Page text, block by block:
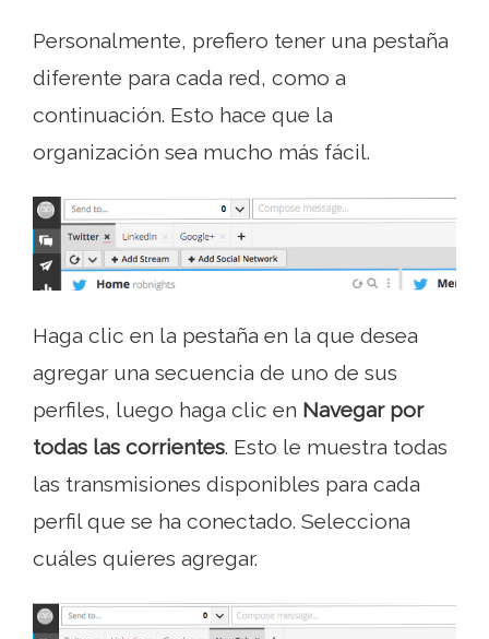
Personalmente, prefiero tener una pestaña
diferente para cada red, como a
continuación. Esto hace que la
organización sea mucho más fácil.
Haga clic en la pestaña en la que desea
agregar una secuencia de uno de sus
perfiles, luego haga clic en Navegar por
todas las corrientes. Esto le muestra todas
las transmisiones disponibles para cada
perfil que se ha conectado. Selecciona
cuáles quieres agregar.